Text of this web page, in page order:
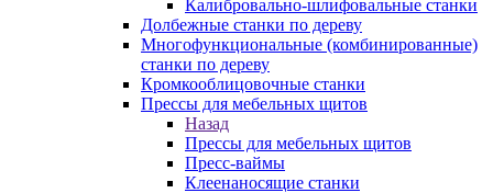
Калибровально-шлифовальные станки
Долбежные станки по дереву
Многофункциональные (комбинированные)
станки по дереву
Кромкооблицовочные станки
Прессы для мебельных щитов
Назад
Прессы для мебельных щитов
Пресс-ваймы
Клеенаносящие станки